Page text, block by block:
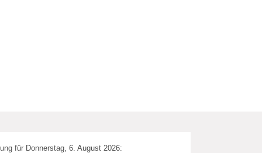
für Donnerstag, 6. August 2026: